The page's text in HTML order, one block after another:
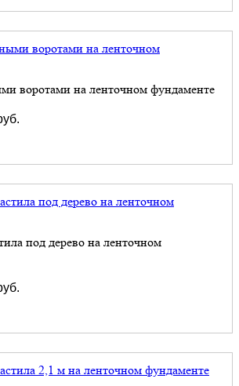
воротами на ленточном фундаменте
под дерево на ленточном